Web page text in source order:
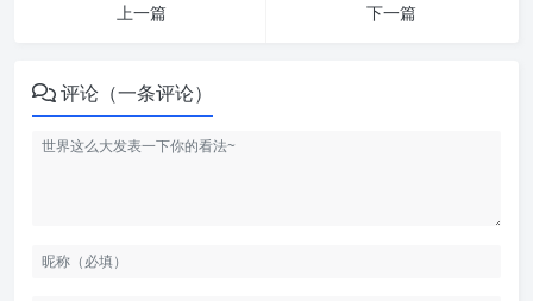
上一篇
下一篇
评论（一条评论）